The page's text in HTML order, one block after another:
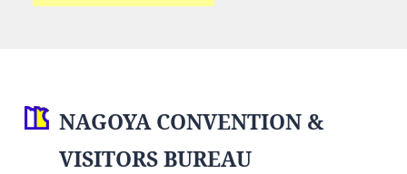
NAGOYA CONVENTION &
VISITORS BUREAU